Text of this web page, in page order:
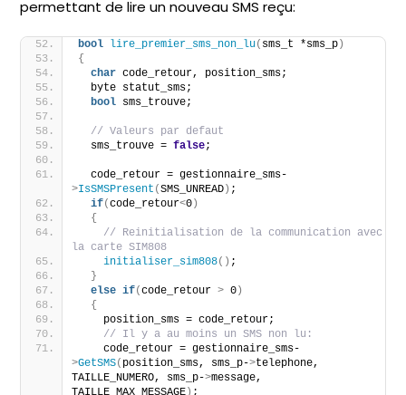
permettant de lire un nouveau SMS reçu:
bool lire_premier_sms_non_lu( sms_t *sms_p )
{
char code_retour, position_sms;
  byte statut_sms;
bool sms_trouve;
// Valeurs par defaut
  sms_trouve =
false;
  code_retour = gestionnaire_sms-
>IsSMSPresent (SMS_UNREAD ) ;
if(code_retour<0 )
{
// Reinitialisation de la communication avec
la carte SIM808
initialiser_sim808() ;
}
else if(code_retour > 0 )
{
    position_sms = code_retour;
// Il y a au moins un SMS non lu:
    code_retour = gestionnaire_sms-
>GetSMS( position_sms, sms_p->telephone,
TAILLE_NUMERO, sms_p->message,